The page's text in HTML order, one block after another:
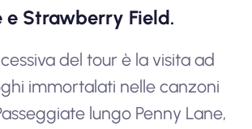
e Strawberry Field.
del tour è la visita ad
immortalati nelle canzoni
lungo Penny Lane,